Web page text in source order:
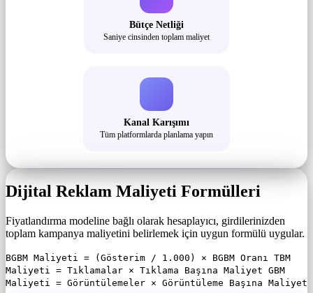
Bütçe Netliği
Saniye cinsinden toplam maliyet
Kanal Karışımı
Tüm platformlarda planlama yapın
Dijital Reklam Maliyeti Formülleri
Fiyatlandırma modeline bağlı olarak hesaplayıcı, girdilerinizden
toplam kampanya maliyetini belirlemek için uygun formülü uygular.
BGBM Maliyeti = (Gösterim / 1.000) × BGBM Oranı TBM
Maliyeti = Tıklamalar × Tıklama Başına Maliyet GBM
Maliyeti = Görüntülemeler × Görüntüleme Başına Maliyet